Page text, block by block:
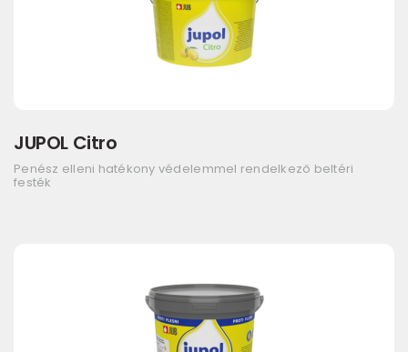
JUPOL Citro
Penész elleni hatékony védelemmel rendelkező beltéri
festék